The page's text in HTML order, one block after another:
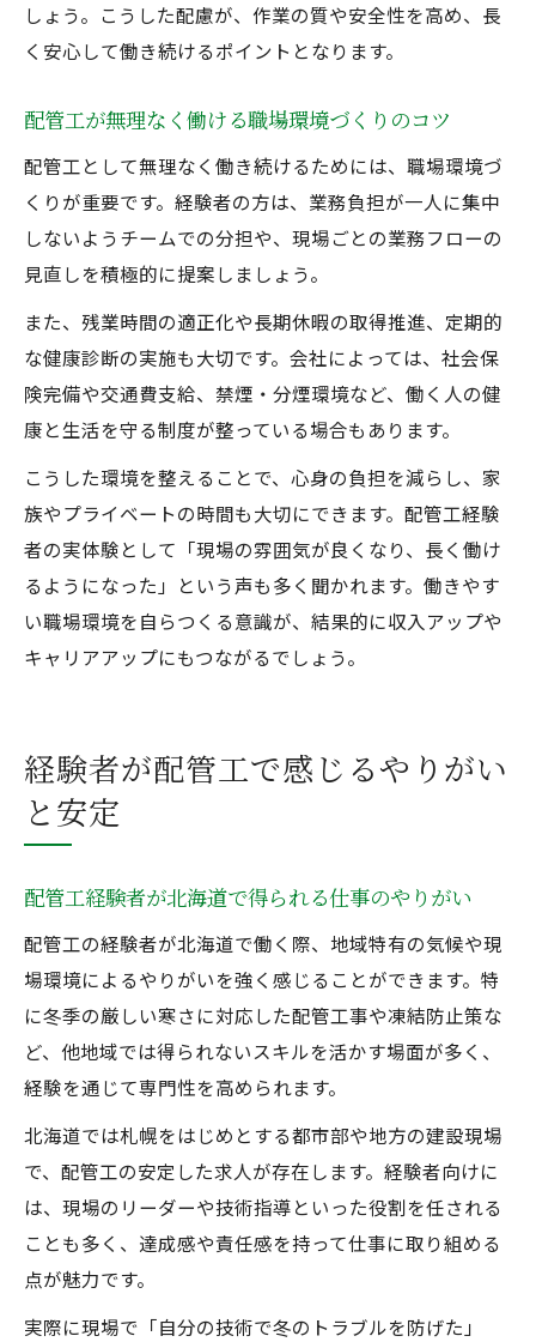
しょう。こうした配慮が、作業の質や安全性を高め、長
く安心して働き続けるポイントとなります。
配管工が無理なく働ける職場環境づくりのコツ
配管工として無理なく働き続けるためには、職場環境づ
くりが重要です。経験者の方は、業務負担が一人に集中
しないようチームでの分担や、現場ごとの業務フローの
見直しを積極的に提案しましょう。
また、残業時間の適正化や長期休暇の取得推進、定期的
な健康診断の実施も大切です。会社によっては、社会保
険完備や交通費支給、禁煙・分煙環境など、働く人の健
康と生活を守る制度が整っている場合もあります。
こうした環境を整えることで、心身の負担を減らし、家
族やプライベートの時間も大切にできます。配管工経験
者の実体験として「現場の雰囲気が良くなり、長く働け
るようになった」という声も多く聞かれます。働きやす
い職場環境を自らつくる意識が、結果的に収入アップや
キャリアアップにもつながるでしょう。
経験者が配管工で感じるやりがい
と安定
配管工経験者が北海道で得られる仕事のやりがい
配管工の経験者が北海道で働く際、地域特有の気候や現
場環境によるやりがいを強く感じることができます。特
に冬季の厳しい寒さに対応した配管工事や凍結防止策な
ど、他地域では得られないスキルを活かす場面が多く、
経験を通じて専門性を高められます。
北海道では札幌をはじめとする都市部や地方の建設現場
で、配管工の安定した求人が存在します。経験者向けに
は、現場のリーダーや技術指導といった役割を任される
ことも多く、達成感や責任感を持って仕事に取り組める
点が魅力です。
実際に現場で「自分の技術で冬のトラブルを防げた」